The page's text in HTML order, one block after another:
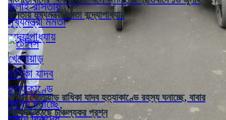
রাস্তায় মুখ্যমন্ত্রী মমতা বন্দ্যোপাধ্যায়
টেনিস খেলোয়াড় রাধিকা যাদব হত্যাকাণ্ডে রহস্য ঘনাচ্ছে, বাবার
বিরুদ্ধে উঠছে চাঞ্চল্যকর প্রশ্ন